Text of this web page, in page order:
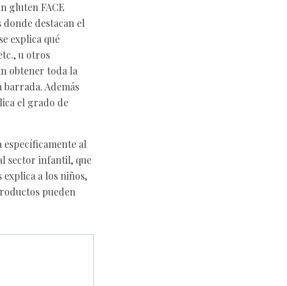
gluten FACE
destacan el
explica qué
u otros
obtener toda la
barrada. Además
el grado de
específicamente al
sector infantil, que
explica a los niños,
pueden